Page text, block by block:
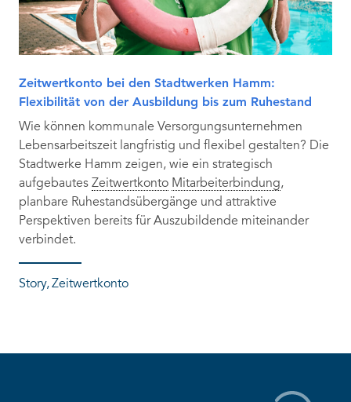
Zeitwertkonto bei den Stadtwerken Hamm:
Flexibilität von der Ausbildung bis zum Ruhestand
Wie können kommunale Versorgungsunternehmen
Lebensarbeitszeit langfristig und flexibel gestalten? Die
Stadtwerke Hamm zeigen, wie ein strategisch
aufgebautes Zeitwertkonto Mitarbeiterbindung,
planbare Ruhestandsübergänge und attraktive
Perspektiven bereits für Auszubildende miteinander
verbindet.
Story Zeitwertkonto